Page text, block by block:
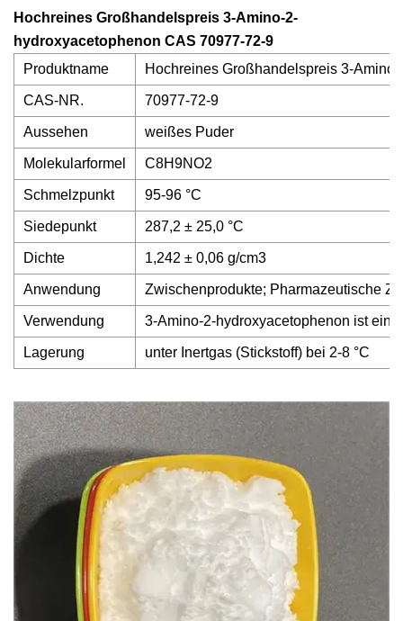
Hochreines Großhandelspreis 3-Amino-2-
hydroxyacetophenon CAS 70977-72-9
Produktname
Hochreines Großhandelspreis 3-
CAS-NR. 70977-72-9
Aussehen weißes Puder
Molekularformel C8H9NO2
Schmelzpunkt 95-96 °C
Siedepunkt 287,2 ± 25,0 °C
Dichte 1,242 ± 0,06 g/cm3
Anwendung Zwischenprodukte; Pharmazeutische
Verwendung 3-Amino-2-hydroxyacetophenon ist ein
Lagerung unter Inertgas (Stickstoff) bei 2-8 °C